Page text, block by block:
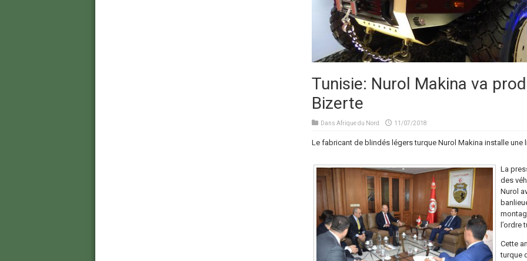
Tunisie: Nurol Makina va
Bizerte
Dans Afrique du Nord 11/07/2018
Le fabricant de blindés légers turque Nurol Makina installe une
La
des
Nurol
l’ordre
Cette
turque